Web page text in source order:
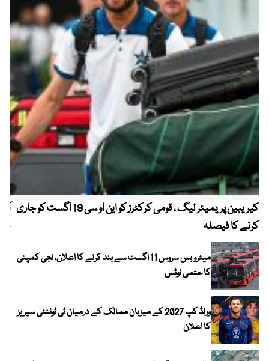
کیریبین پریمیئر لیگ ، قومی کرکٹرز کو این او سی 19 اگست کو جاری
کرنے کا فیصلہ
میٹرو بس سروس 11 اگست سے بند کرنے کا اعلان، نجی کمپنی
کا حتمی نوٹس
ورلڈ کپ 2027 کے میزبان ممالک کے درمیان ٹی ٹوئنٹی سیریز
کا اعلان